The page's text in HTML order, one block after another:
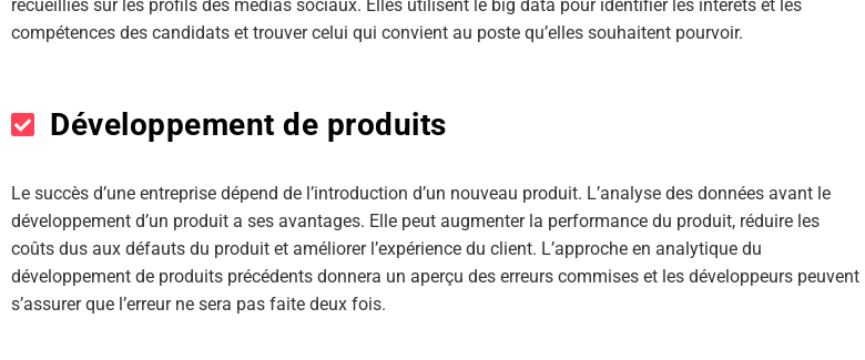
recueillies sur les profils des médias sociaux. Elles utilisent le big data pour identifier les intérêts et les
compétences des candidats et trouver celui qui convient au poste qu’elles souhaitent pourvoir.
Développement de produits
Le succès d’une entreprise dépend de l’introduction d’un nouveau produit. L’analyse des données avant le
développement d’un produit a ses avantages. Elle peut augmenter la performance du produit, réduire les
coûts dus aux défauts du produit et améliorer l’expérience du client. L’approche en analytique du
développement de produits précédents donnera un aperçu des erreurs commises et les développeurs peuvent
s’assurer que l’erreur ne sera pas faite deux fois.